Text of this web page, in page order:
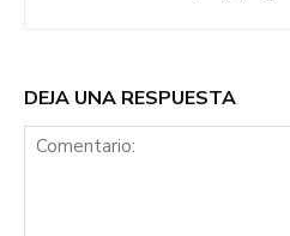
DEJA UNA RESPUESTA